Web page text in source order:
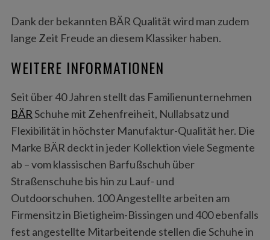
Dank der bekannten BÄR Qualität wird man zudem
lange Zeit Freude an diesem Klassiker haben.
WEITERE INFORMATIONEN
Seit über 40 Jahren stellt das Familienunternehmen
BÄRSchuhe mit Zehenfreiheit, Nullabsatz und
Flexibilität in höchster Manufaktur-Qualität her. Die
Marke BÄR deckt in jeder Kollektion viele Segmente
ab – vom klassischen Barfußschuh über
Straßenschuhe bis hin zu Lauf- und
Outdoorschuhen. 100 Angestellte arbeiten am
Firmensitz in Bietigheim-Bissingen und 400 ebenfalls
fest angestellte Mitarbeitende stellen die Schuhe in